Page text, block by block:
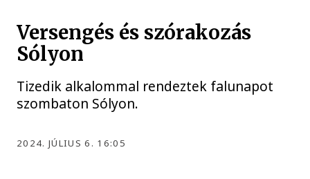
Versengés és szórakozás
Sólyon
Tizedik alkalommal rendeztek falunapot
szombaton Sólyon.
2024. JÚLIUS 6. 16:05